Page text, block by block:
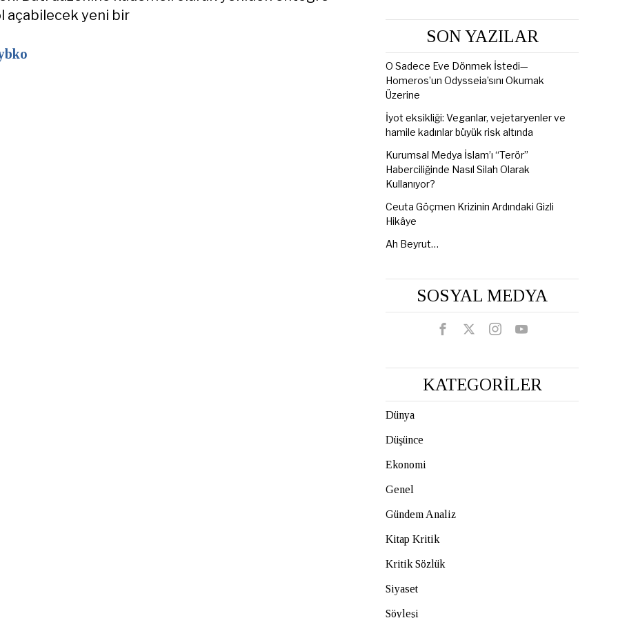
açabilecek yeni bir
SON YAZILAR
O Sadece Eve Dönmek İstedi—
Homeros’un Odysseia’sını Okumak
Üzerine
İyot eksikliği: Veganlar, vejetaryenler ve
hamile kadınlar büyük risk altında
Kurumsal Medya İslam’ı “Terör”
Haberciliğinde Nasıl Silah Olarak
Kullanıyor?
Ceuta Göçmen Krizinin Ardındaki Gizli
Hikâye
Ah Beyrut…
SOSYAL MEDYA
KATEGORİLER
Dünya
Düşünce
Ekonomi
Genel
Gündem Analiz
Kitap Kritik
Kritik Sözlük
Siyaset
Söyleşi